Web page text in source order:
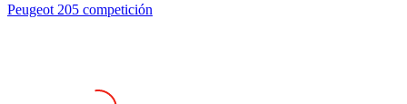
Peugeot 205 competición